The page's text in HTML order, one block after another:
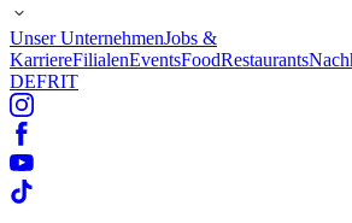
Unser UnternehmenJobs &
KarriereFilialenEventsFoodRestaurants
DEFRIT